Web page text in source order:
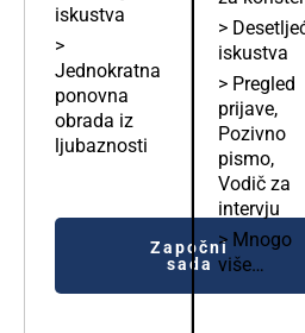
iskustva
>
Jednokratna
ponovna
obrada iz
ljubaznosti
Započni
sada
>
iskustva
> Pregled
prijave,
Pozivno
pismo,
Vodič za
intervju
> Mnogo
više…